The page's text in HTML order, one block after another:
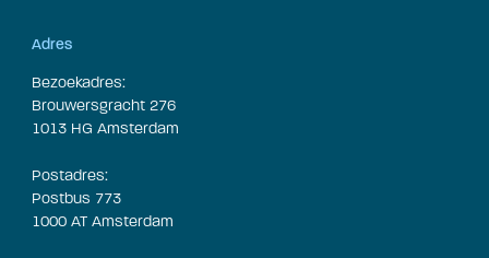
Adres
Bezoekadres:
Brouwersgracht 276
1013 HG Amsterdam
Postadres:
Postbus 773
1000 AT Amsterdam